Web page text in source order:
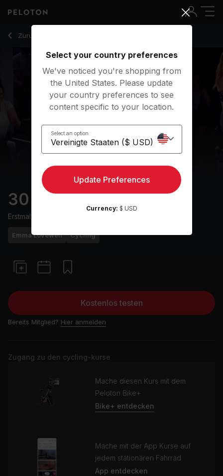
Zurück zu Cycling-Kurse
Zurück
30 min Climb Ride
Erstmals ausgestrahlt am
Emma Lovewell Cycling
Kostenlos testen
Bereits Mitglied? Hier anmelden
Zugang zu den cycling-kurse
Mache diesen Kurs mit dem
Peloton Bike+
Bike+ entdecken
Mache mit der App Kurse auf
jedem stationären Fahrrad
App entdecken
30 Min Climb Ride with Electronic Music - Emma Lovewell
Select your country preferences
We've noticed you're shopping from
the United States. Please update
your country preferences to see
content specific to your location.
Select an option
Update Preferences
Currency: $ USD